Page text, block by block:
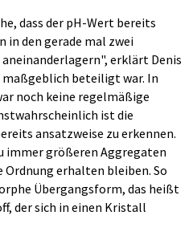
dass der pH-Wert bereits
in den gerade mal zwei
erklärt Denis
maßgeblich beteiligt war. In
noch keine regelmäßige
ist die
ansatzweise zu erkennen.
immer größeren Aggregaten
Ordnung erhalten bleiben. So
Übergangsform, das heißt
der sich in einen Kristall